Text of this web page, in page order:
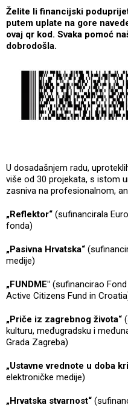
Želite li financijski
putem uplate na gore
ovaj qr kod. Svaka pomoć
dobrodošla.
U dosadašnjem radu,
više od 30 projekata, s istom
zasniva na profesionalnom,
„Reflektor“ (sufinancirala
fonda)
„Pasivna Hrvatska“
medije)
„FUNDME" (sufinancirao
Active Citizens Fund in
„Priče iz zagrebnog života“
kulturu, međugradsku i
Grada Zagreba)
„Ustavne vrednote u doba
elektroničke medije)
„Hrvatska stvarnost“